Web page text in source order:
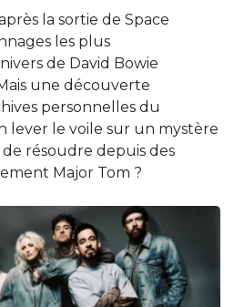
la sortie de Space
les plus
de David Bowie
une découverte
personnelles du
lever le voile sur un mystère
résoudre depuis des
Major Tom ?